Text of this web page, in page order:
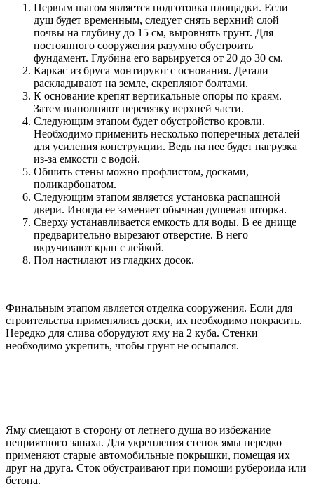
Первым шагом является подготовка площадки. Если
душ будет временным, следует снять верхний слой
почвы на глубину до 15 см, выровнять грунт. Для
постоянного сооружения разумно обустроить
фундамент. Глубина его варьируется от 20 до 30 см.
Каркас из бруса монтируют с основания. Детали
раскладывают на земле, скрепляют болтами.
К основание крепят вертикальные опоры по краям.
Затем выполняют перевязку верхней части.
Следующим этапом будет обустройство кровли.
Необходимо применить несколько поперечных деталей
для усиления конструкции. Ведь на нее будет нагрузка
из-за емкости с водой.
Обшить стены можно профлистом, досками,
поликарбонатом.
Следующим этапом является установка распашной
двери. Иногда ее заменяет обычная душевая шторка.
Сверху устанавливается емкость для воды. В ее днище
предварительно вырезают отверстие. В него
вкручивают кран с лейкой.
Пол настилают из гладких досок.
Финальным этапом является отделка сооружения. Если для
строительства применялись доски, их необходимо покрасить.
Нередко для слива оборудуют яму на 2 куба. Стенки
необходимо укрепить, чтобы грунт не осыпался.
Яму смещают в сторону от летнего душа во избежание
неприятного запаха. Для укрепления стенок ямы нередко
применяют старые автомобильные покрышки, помещая их
друг на друга. Сток обустраивают при помощи рубероида или
бетона.